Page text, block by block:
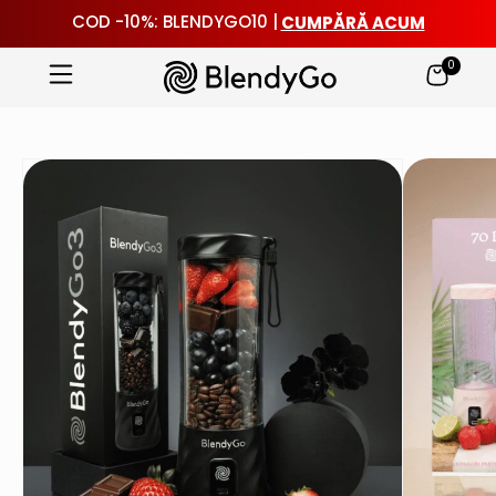
COD -10%: BLENDYGO10 |CUMPĂRĂ ACUM
0